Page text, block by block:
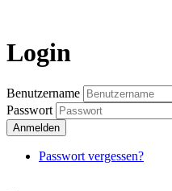
Login
Benutzername
Passwort
Anmelden
Passwort vergessen?